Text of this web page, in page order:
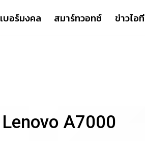
เบอร์มงคล สมาร์ทวอทช์ ข่าวไอที
Lenovo A7000